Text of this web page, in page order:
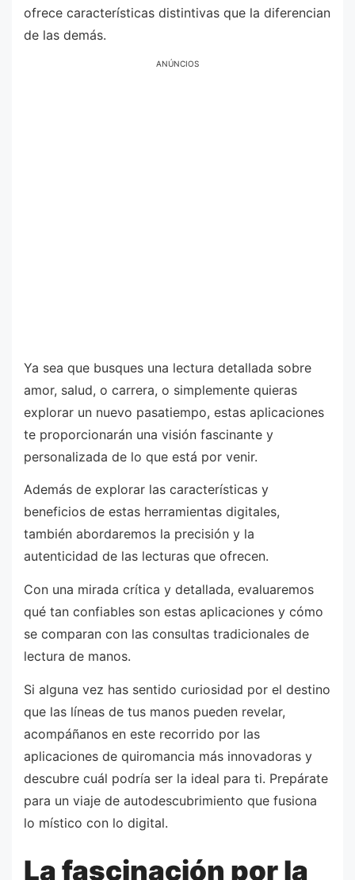
ofrece características distintivas que la diferencian
de las demás.
ANÚNCIOS
Ya sea que busques una lectura detallada sobre
amor, salud, o carrera, o simplemente quieras
explorar un nuevo pasatiempo, estas aplicaciones
te proporcionarán una visión fascinante y
personalizada de lo que está por venir.
Además de explorar las características y
beneficios de estas herramientas digitales,
también abordaremos la precisión y la
autenticidad de las lecturas que ofrecen.
Con una mirada crítica y detallada, evaluaremos
qué tan confiables son estas aplicaciones y cómo
se comparan con las consultas tradicionales de
lectura de manos.
Si alguna vez has sentido curiosidad por el destino
que las líneas de tus manos pueden revelar,
acompáñanos en este recorrido por las
aplicaciones de quiromancia más innovadoras y
descubre cuál podría ser la ideal para ti. Prepárate
para un viaje de autodescubrimiento que fusiona
lo místico con lo digital.
La fascinación por la